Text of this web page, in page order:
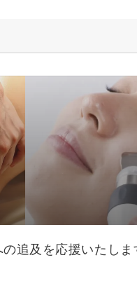
追及を応援いたしま